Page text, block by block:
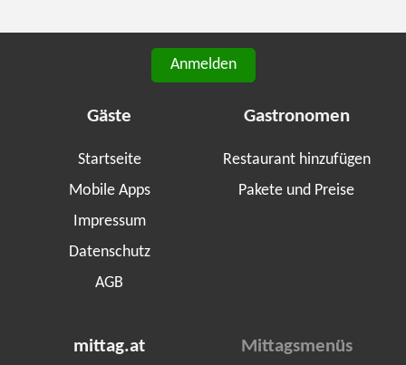
Anmelden
Gäste
Startseite
Mobile Apps
Impressum
Datenschutz
AGB
Gastronomen
Restaurant hinzufügen
Pakete und Preise
mittag.at Mittagsmenüs